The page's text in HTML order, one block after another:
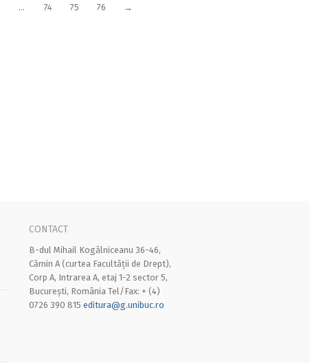
… 74 75 76 →
CONTACT
B-dul Mihail Kogălniceanu 36-46,
Cămin A (curtea Facultății de Drept),
Corp A, Intrarea A, etaj 1-2 sector 5,
București, România Tel/Fax: + (4)
0726 390 815 editura@g.unibuc.ro